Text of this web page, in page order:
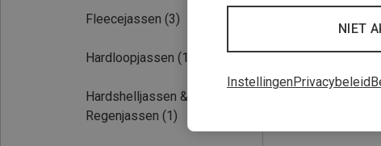
Fleecejassen (3)
Hardloopjassen (10)
Hardshelljassen &
Regenjassen (1)
NIET
InstellingenPrivacybeleid